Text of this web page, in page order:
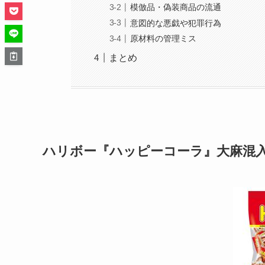
模倣品・偽装商品の流通
意図的な悪戯や犯罪行為
原材料の管理ミス
まとめ
ハリボー『ハッピーコーラ』大麻混